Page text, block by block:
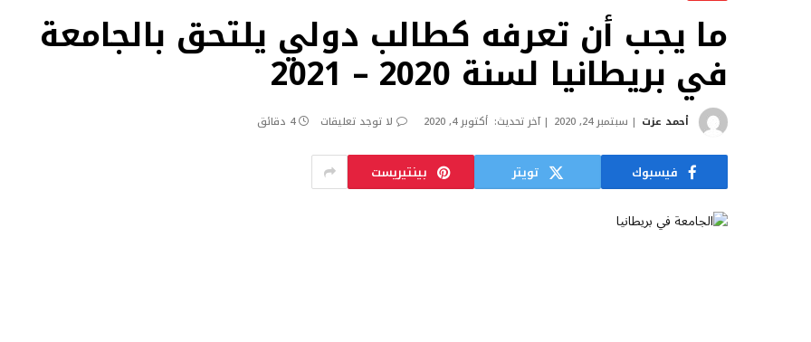
ما يجب أن تعرفه كطالب دولي يلتحق بالجامعة
في بريطانيا لسنة 2020 – 2021
أحمد عزت سبتمبر 24, 2020 آخر تحديث: أكتوبر 4, 2020 لا توجد تعليقات 4 دقائق
فيسبوك تويتر بينتيريست